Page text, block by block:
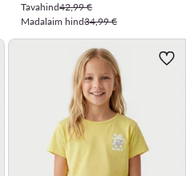
Tavahind42,99 €
Madalaim hind34,99 €